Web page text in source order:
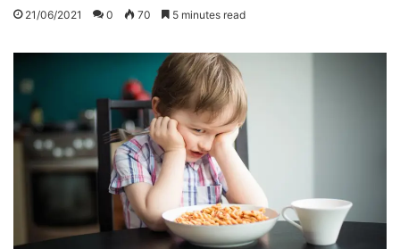
21/06/2021 0 70 5 minutes read